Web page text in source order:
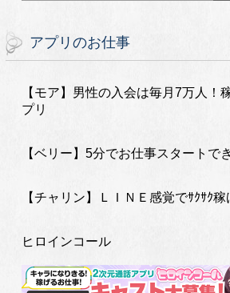
アプリのお仕事
【モア】男性の入会は毎月7万人！
プリ
【ベリー】5分でお仕事スタートで
【チャリン】ＬＩＮＥ感覚でｻｸｻｸ稼
ヒロインコール